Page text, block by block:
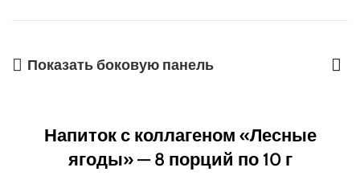
Показать боковую панель
Напиток с коллагеном «Лесные
ягоды» — 8 порций по 10 г